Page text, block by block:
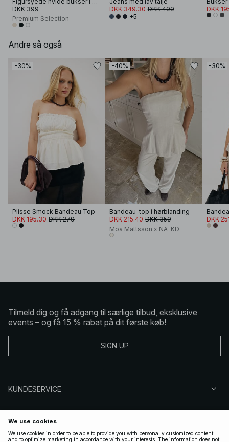
DKK 399
Premium Selection
DKK 349.30 DKK 499
+5
DKK
Andre så også
-30%
Plisse Smock Bandeau Top
DKK 195.30 DKK 279
-40%
Bandeau-top i hørblanding
DKK 215.40 DKK 359
Moa Mattsson x NA-KD
-30%
DKK
Tilmeld dig og få adgang til særlige tilbud, eksklusive
events – og få 15 % rabat på dit første køb!
SIGN UP
KUNDESERVICE
FØLG OS